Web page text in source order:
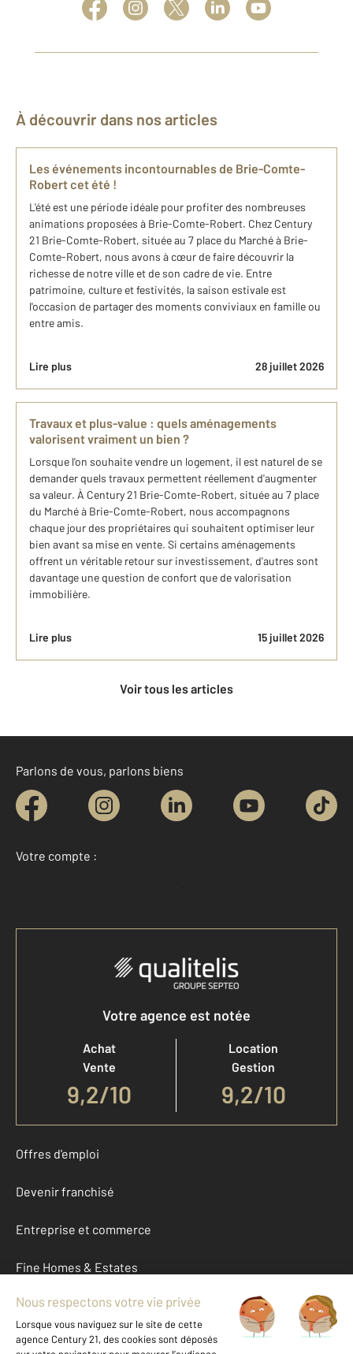
À découvrir dans nos articles
Les événements incontournables de Brie-Comte-
Robert cet été !
L'été est une période idéale pour profiter des nombreuses
animations proposées à Brie-Comte-Robert. Chez Century
21 Brie-Comte-Robert, située au 7 place du Marché à Brie-
Comte-Robert, nous avons à cœur de faire découvrir la
richesse de notre ville et de son cadre de vie. Entre
patrimoine, culture et festivités, la saison estivale est
l'occasion de partager des moments conviviaux en famille ou
entre amis.
Lire plus 28 juillet 2026
Travaux et plus-value : quels aménagements
valorisent vraiment un bien ?
Lorsque l'on souhaite vendre un logement, il est naturel de se
demander quels travaux permettent réellement d'augmenter
sa valeur. À Century 21 Brie-Comte-Robert, située au 7 place
du Marché à Brie-Comte-Robert, nous accompagnons
chaque jour des propriétaires qui souhaitent optimiser leur
bien avant sa mise en vente. Si certains aménagements
offrent un véritable retour sur investissement, d'autres sont
davantage une question de confort que de valorisation
immobilière.
Lire plus 15 juillet 2026
Voir tous les articles
Parlons de vous, parlons biens
Votre compte :
Accéder à mon compte
Votre agence est notée
Achat
Vente
9,2/10
Location
Gestion
9,2/10
Offres d'emploi
Devenir franchisé
Entreprise et commerce
Fine Homes & Estates
À propos
International